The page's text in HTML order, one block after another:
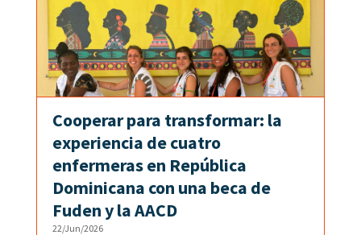
Cooperar para transformar: la
experiencia de cuatro
enfermeras en República
Dominicana con una beca de
Fuden y la AACD
22/Jun/2026